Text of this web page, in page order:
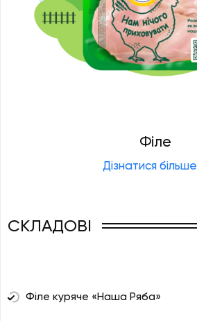
Філе
Дізнатися більше
СКЛАДОВІ
Філе куряче «Наша Ряба»